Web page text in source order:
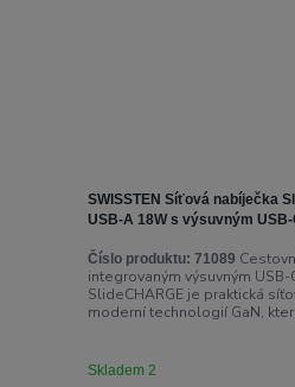
SWISSTEN Síťová nabíječka
USB-A 18W s výsuvným
Číslo produktu: 71089
integrovaným výsuvným
SlideCHARGE je praktická
moderní technologií GaN,
Skladem 2